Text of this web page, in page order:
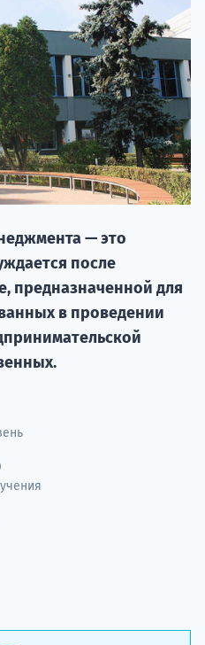
— это
после
предназначенной для
в проведении